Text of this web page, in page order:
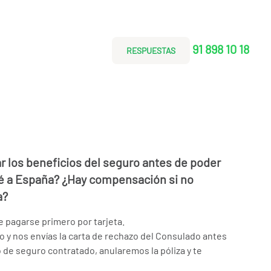
RESPUESTAS 91 898 10 18
los beneficios del seguro antes de poder
a España? ¿Hay compensación si no
pagarse primero por tarjeta.
y nos envías la carta de rechazo del Consulado antes
seguro contratado, anularemos la póliza y te